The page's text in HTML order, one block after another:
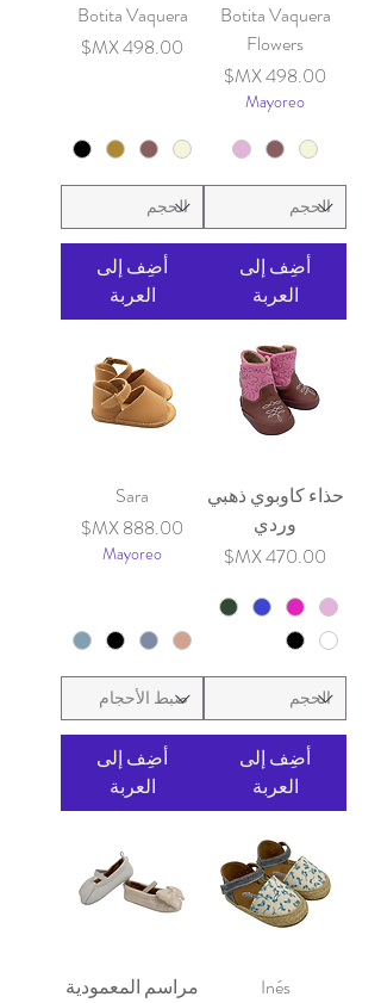
Botita Vaquera
Flowers
السعر
Mayoreo
أضِف إلى
العربة
Botita Vaquera
السعر
أضِف إلى
العربة
حذاء كاوبوي ذهبي
وردي
السعر
أضِف إلى
العربة
Sara
السعر
Mayoreo
أضِف إلى
العربة
Inés
مراسم المعمودية